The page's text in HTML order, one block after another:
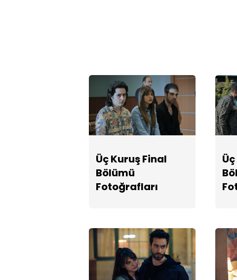
Üç Kuruş Final
Bölümü
Fotoğrafları